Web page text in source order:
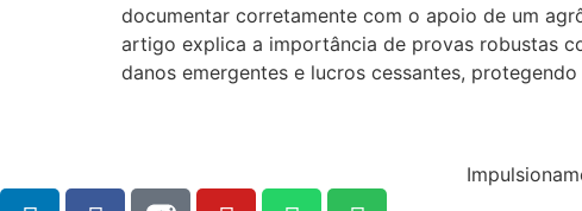
documentar corretamente com o apoio de um
artigo explica a importância de provas robustas
danos emergentes e lucros cessantes,